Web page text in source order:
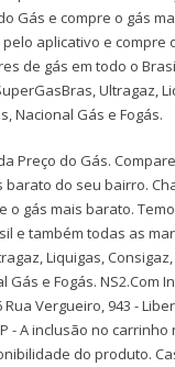
Gás e compre o gás
aplicativo e compre
de gás em todo o
Ultragaz,
Nacional Gás e Fogás.
Preço do Gás.
barato do seu bairro.
o gás mais barato.
e também todas as
Liquigas,
e Fogás. NS2.Com
Rua Vergueiro, 943 -
- A inclusão no
do produto.